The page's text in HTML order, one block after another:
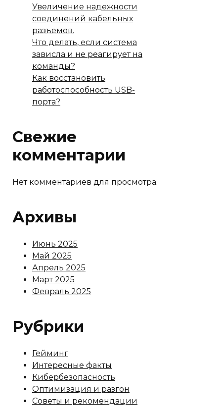
Увеличение надежности
соединений кабельных
разъемов.
Что делать, если система
зависла и не реагирует на
команды?
Как восстановить
работоспособность USB-
порта?
Свежие
комментарии
Нет комментариев для просмотра.
Архивы
Июнь 2025
Май 2025
Апрель 2025
Март 2025
Февраль 2025
Рубрики
Гейминг
Интересные факты
Кибербезопасность
Оптимизация и разгон
Советы и рекомендации